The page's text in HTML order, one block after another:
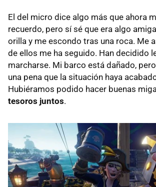
El del micro dice algo más que ahora
recuerdo, pero sí sé que era algo
orilla y me escondo tras una roca. Me
de ellos me ha seguido. Han decidido
marcharse. Mi barco está dañado,
una pena que la situación haya
Hubiéramos podido hacer buenas
tesoros juntos.